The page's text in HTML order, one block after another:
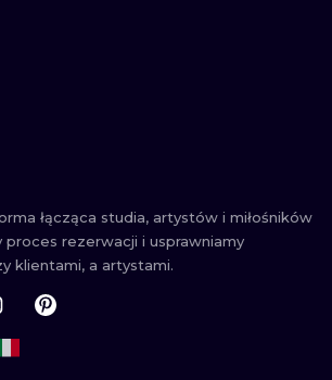
łącząca studia, artystów i miłośników
proces rezerwacji i usprawniamy
klientami, a artystami.